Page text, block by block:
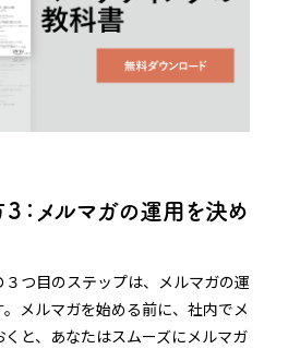
：メルマガの運用を決め
つ目のステップは、メルマガの運
メルマガを始める前に、社内でメ
と、あなたはスムーズにメルマガ